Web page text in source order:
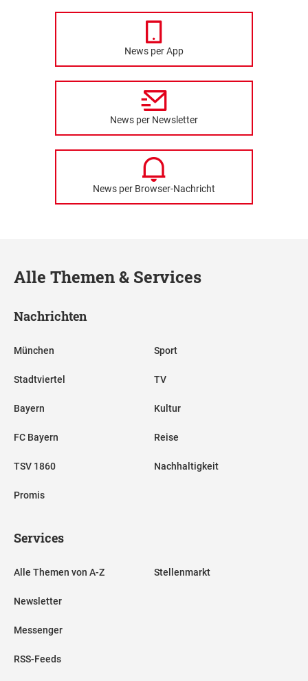
News per App
News per Newsletter
News per Browser-Nachricht
Alle Themen & Services
Nachrichten
München
Stadtviertel
Bayern
FC Bayern
TSV 1860
Promis
Sport
TV
Kultur
Reise
Nachhaltigkeit
Services
Alle Themen von A-Z
Newsletter
Messenger
RSS-Feeds
Stellenmarkt